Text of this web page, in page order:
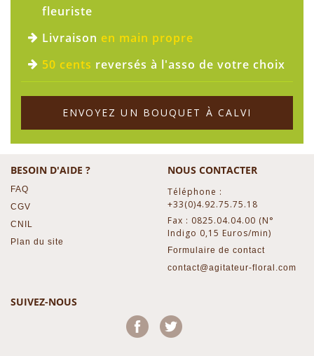
fleuriste
Livraison en main propre
50 cents reversés à l'asso de votre choix
ENVOYEZ UN BOUQUET À CALVI
BESOIN D'AIDE ?
FAQ
CGV
CNIL
Plan du site
NOUS CONTACTER
Téléphone :
+33(0)4.92.75.75.18
Fax : 0825.04.04.00 (N°
Indigo 0,15 Euros/min)
Formulaire de contact
contact@agitateur-floral.com
SUIVEZ-NOUS
Facebook